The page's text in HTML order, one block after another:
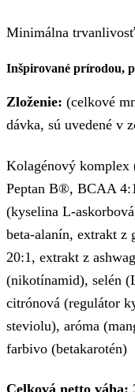
Minimálna
Inšpirované prírodou,
Zloženie: (celkové
dávka, sú uvedené v
Kolagénový komplex
Peptan B®, BCAA
(kyselina L-
beta-alanín, extrakt z
20:1, extrakt z
(nikotínamid), selén
citrónová (regulátor
steviolu), aróma
farbivo (betakarotén)